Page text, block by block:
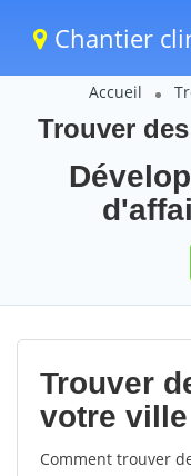
Chantier
Accueil
Trouver
Trouver
votre
Comment trouver